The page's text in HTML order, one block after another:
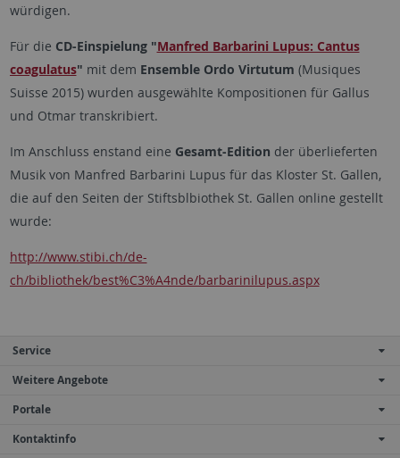
würdigen.
Für die CD-Einspielung "Manfred Barbarini Lupus: Cantus
coagulatus" mit dem Ensemble Ordo Virtutum (Musiques
Suisse 2015) wurden ausgewählte Kompositionen für Gallus
und Otmar transkribiert.
Im Anschluss enstand eine Gesamt-Edition der überlieferten
Musik von Manfred Barbarini Lupus für das Kloster St. Gallen,
die auf den Seiten der Stiftsblbiothek St. Gallen online gestellt
wurde:
http://www.stibi.ch/de-
ch/bibliothek/best%C3%A4nde/barbarinilupus.aspx
Service
Weitere Angebote
Portale
Kontaktinfo